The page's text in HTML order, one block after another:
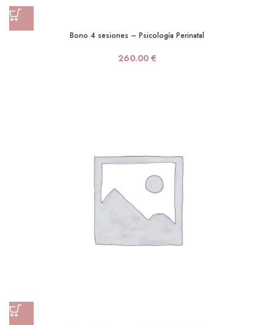
Bono 4 sesiones – Psicología Perinatal
260.00 €